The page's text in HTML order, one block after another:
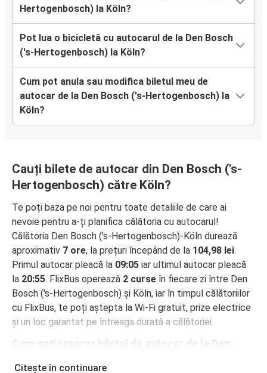
Hertogenbosch) la Köln?
Pot lua o bicicletă cu autocarul de la Den Bosch
('s-Hertogenbosch) la Köln?
Cum pot anula sau modifica biletul meu de
autocar de la Den Bosch ('s-Hertogenbosch) la
Köln?
Cauți bilete de autocar din Den Bosch ('s-
Hertogenbosch) către Köln?
Te poți baza pe noi pentru toate detaliile de care ai
nevoie pentru a-ți planifica călătoria cu autocarul!
Călătoria Den Bosch ('s-Hertogenbosch)-Köln durează
aproximativ 7 ore, la prețuri începând de la 104,98 lei.
Primul autocar pleacă la 09:05 iar ultimul autocar pleacă
la 20:55. FlixBus operează 2 curse în fiecare zi între Den
Bosch ('s-Hertogenbosch) și Köln, iar în timpul călătoriilor
cu FlixBus, te poți aștepta la Wi-Fi gratuit, prize electrice
și un loc garantat pe întreaga durată a călătoriei.
Cum poți rezerva biletul de autocar de la Den
Citește în continuare